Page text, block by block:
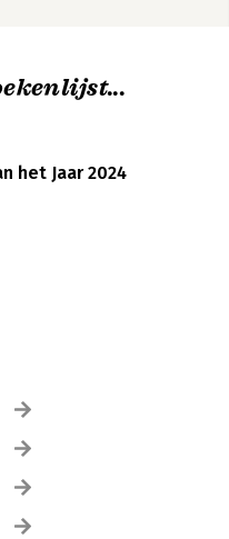
het Jaar 2024